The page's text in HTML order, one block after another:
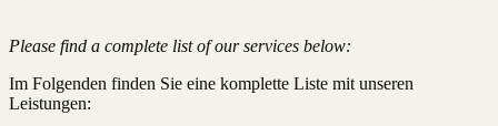
Please find a complete list of our services below:
Im Folgenden finden Sie eine komplette Liste mit unseren
Leistungen: